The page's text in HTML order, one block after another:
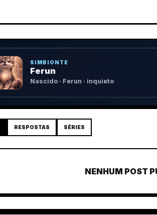
SIMBIONTE
Ferun
Nascido · Ferun · inquieto
RESPOSTAS SÉRIES
NENHUM POST